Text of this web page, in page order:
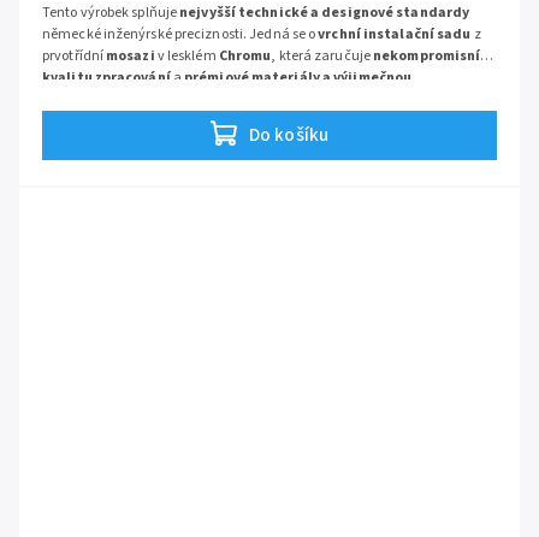
Do košíku
Tento výrobek splňujenejvyšší technické a designové standardy
německé inženýrské preciznosti. Jedná se ovrchní instalační sadu z
prvotřídnímosaziv lesklém Chromu, která zaručujenekompromisní
kvalitu zpracovánía prémiové materiály a výjimečnou
Séris:Logis